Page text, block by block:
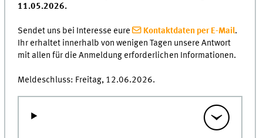
11.05.2026.
Sendet uns bei Interesse eure Kontaktdaten per E-Mail.
Ihr erhaltet innerhalb von wenigen Tagen unsere Antwort
mit allen für die Anmeldung erforderlichen Informationen.
Meldeschluss: Freitag, 12.06.2026.